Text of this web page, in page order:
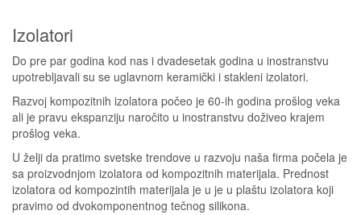
Izolatori
Do pre par godina kod nas i dvadesetak godina u inostranstvu
upotrebljavali su se uglavnom keramički i stakleni izolatori.
Razvoj kompozitnih izolatora počeo je 60-ih godina prošlog veka
ali je pravu ekspanziju naročito u inostranstvu doživeo krajem
prošlog veka.
U želji da pratimo svetske trendove u razvoju naša firma počela je
sa proizvodnjom izolatora od kompozitnih materijala. Prednost
izolatora od kompozintih materijala je u je u plaštu izolatora koji
pravimo od dvokomponentnog tečnog silikona.